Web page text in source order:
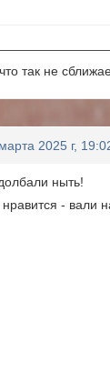
так не
2025 г,
ныть!
- вали